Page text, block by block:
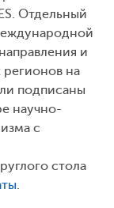
Отдельный
и
на
подписаны
научно-
с
стола
.